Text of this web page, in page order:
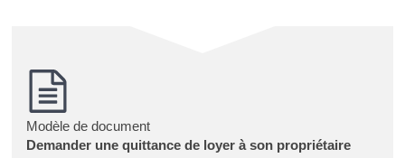
Modèle de document
Demander une quittance de loyer à son propriétaire